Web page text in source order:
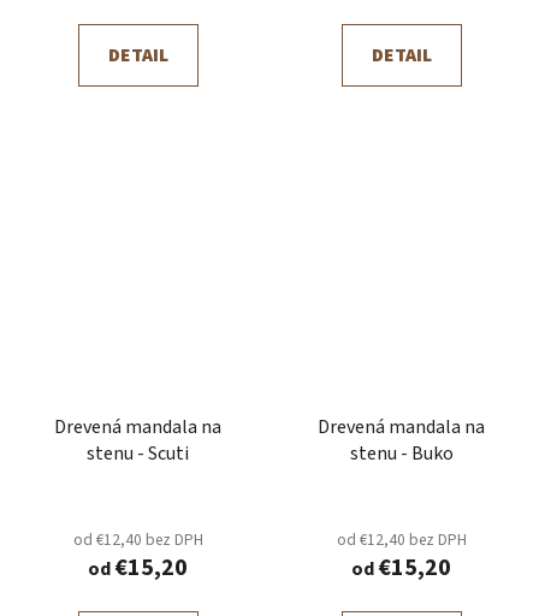
DETAIL DETAIL
Drevená mandala na
stenu - Scuti
od €12,40 bez DPH
od€15,20
Drevená mandala na
stenu - Buko
od €12,40 bez DPH
od€15,20